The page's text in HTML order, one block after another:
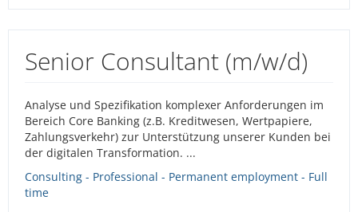
Senior Consultant (m/w/d)
Analyse und Spezifikation komplexer Anforderungen im
Bereich Core Banking (z.B. Kreditwesen, Wertpapiere,
Zahlungsverkehr) zur Unterstützung unserer Kunden bei
der digitalen Transformation. ...
Consulting - Professional - Permanent employment - Full
time